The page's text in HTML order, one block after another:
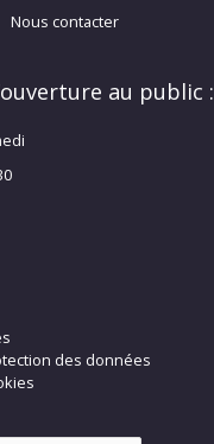
Nous contacter
au public :
des données